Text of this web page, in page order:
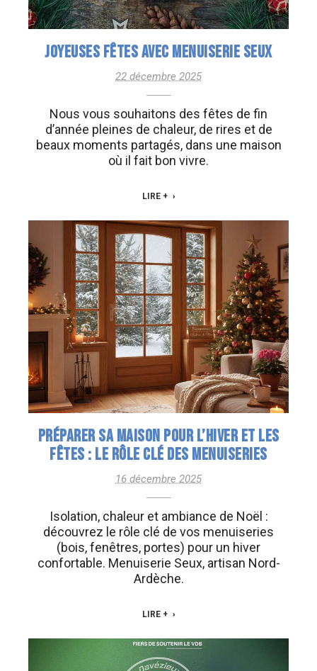
JOYEUSES FÊTES AVEC MENUISERIE SEUX
22 décembre 2025
Nous vous souhaitons des fêtes de fin
d’année pleines de chaleur, de rires et de
beaux moments partagés, dans une maison
où il fait bon vivre.
LIRE +
PRÉPARER SA MAISON POUR L’HIVER ET LES
FÊTES : LE RÔLE CLÉ DES MENUISERIES
16 décembre 2025
Isolation, chaleur et ambiance de Noël :
découvrez le rôle clé de vos menuiseries
(bois, fenêtres, portes) pour un hiver
confortable. Menuiserie Seux, artisan Nord-
Ardèche.
LIRE +